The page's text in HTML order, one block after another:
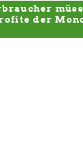
der